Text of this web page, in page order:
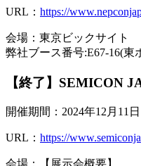
URL： https://
会場：東京ビックサイト
弊社ブース番号:E67-16(東
【終了】SEMICON
開催期間：2024年12月11
URL： https://